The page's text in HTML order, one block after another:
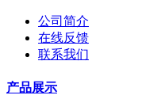
公司简介
在线反馈
联系我们
产品展示